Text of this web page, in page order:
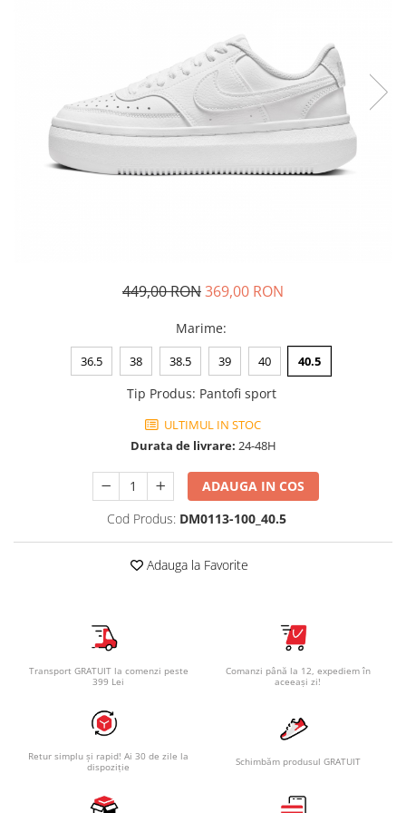
Pantaloni scurti Copii
Accesorii
Ingrijire incaltaminte
449,00 RON369,00 RON
Marime:
36.5 38 38.5 39 40 40.5
Tip Produs: Pantofi sport
ULTIMUL IN STOC
Durata de livrare: 24-48H
ADAUGA IN COS
Cod Produs: DM0113-100_40.5
Adauga la Favorite
Transport GRATUIT la comenzi peste
399 Lei
Comanzi până la 12, expediem în
aceeași zi!
Retur simplu și rapid! Ai 30 de zile la
dispoziție
Schimbăm produsul GRATUIT